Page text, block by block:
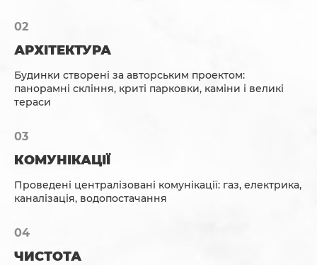
АРХІТЕКТУРА
Будинки створені за авторським проектом:
панорамні скління, криті парковки, каміни і великі
тераси
КОМУНІКАЦІЇ
Проведені централізовані комунікації: газ, електрика,
каналізація, водопостачання
ЧИСТОТА